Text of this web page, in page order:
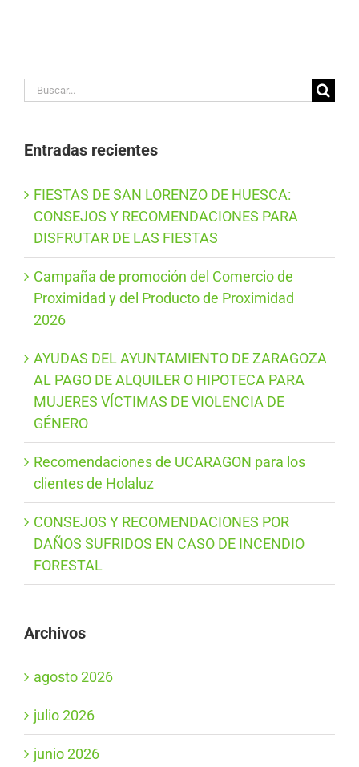
Buscar:
Entradas recientes
FIESTAS DE SAN LORENZO DE HUESCA:
CONSEJOS Y RECOMENDACIONES PARA
DISFRUTAR DE LAS FIESTAS
Campaña de promoción del Comercio de
Proximidad y del Producto de Proximidad
2026
AYUDAS DEL AYUNTAMIENTO DE ZARAGOZA
AL PAGO DE ALQUILER O HIPOTECA PARA
MUJERES VÍCTIMAS DE VIOLENCIA DE
GÉNERO
Recomendaciones de UCARAGON para los
clientes de Holaluz
CONSEJOS Y RECOMENDACIONES POR
DAÑOS SUFRIDOS EN CASO DE INCENDIO
FORESTAL
Archivos
agosto 2026
julio 2026
junio 2026